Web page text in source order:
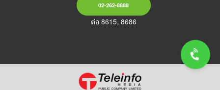
02-262-8888
ต่อ 8615, 8686